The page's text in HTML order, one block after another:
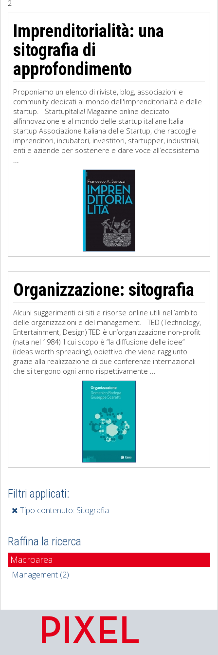
Filosofia
Diritto
2
Imprenditorialità: una
sitografia di
approfondimento
Proponiamo un elenco di riviste, blog, associazioni e
community dedicati al mondo dell'imprenditorialità e delle
startup. StartupItalia! Magazine online dedicato
all’innovazione e al mondo delle startup italiane Italia
startup Associazione Italiana delle Startup, che raccoglie
imprenditori, incubatori, investitori, startupper, industriali,
enti e aziende per sostenere e dare voce all’ecosistema
...
Organizzazione: sitografia
Alcuni suggerimenti di siti e risorse online utili nell’ambito
delle organizzazioni e del management. TED (Technology,
Entertainment, Design) TED è un’organizzazione non-profit
(nata nel 1984) il cui scopo è “la diffusione delle idee”
(ideas worth spreading), obiettivo che viene raggiunto
grazie alla realizzazione di due conferenze internazionali
che si tengono ogni anno rispettivamente ...
Filtri applicati:
Tipo contenuto: Sitografia
Raffina la ricerca
Macroarea
Management (2)